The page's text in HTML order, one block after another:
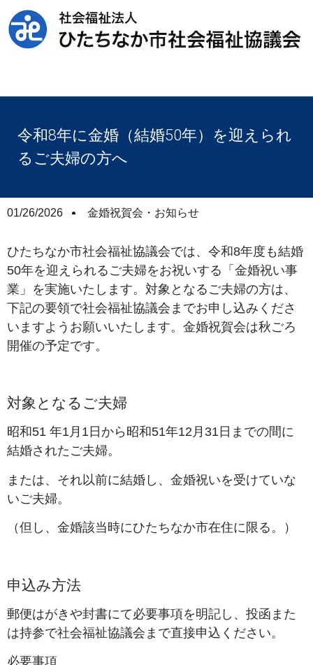
令和8年に金婚（結婚50年）を迎えられ
るご夫婦の方へ
01/26/2026 金婚祝賀会・お知らせ
ひたちなか市社会福祉協議会では、令和8年度も結婚
50年を迎えられるご夫婦をお祝いする「金婚祝い事
業」を実施いたします。対象となるご夫婦の方は、
下記の要領で社会福祉協議会までお申し込みくださ
いますようお願いいたします。金婚祝賀会は秋ごろ
開催の予定です。
対象となるご夫婦
昭和51 年1月1日から昭和51年12月31日までの間に
結婚されたご夫婦。
または、それ以前に結婚し、金婚祝いを受けていな
いご夫婦。
（但し、金婚該当時にひたちなか市在住に限る。）
申込み方法
郵便はがきや封書にて必要事項を明記し、投函また
は持参で社会福祉協議会まで直接申込ください。
必要事項